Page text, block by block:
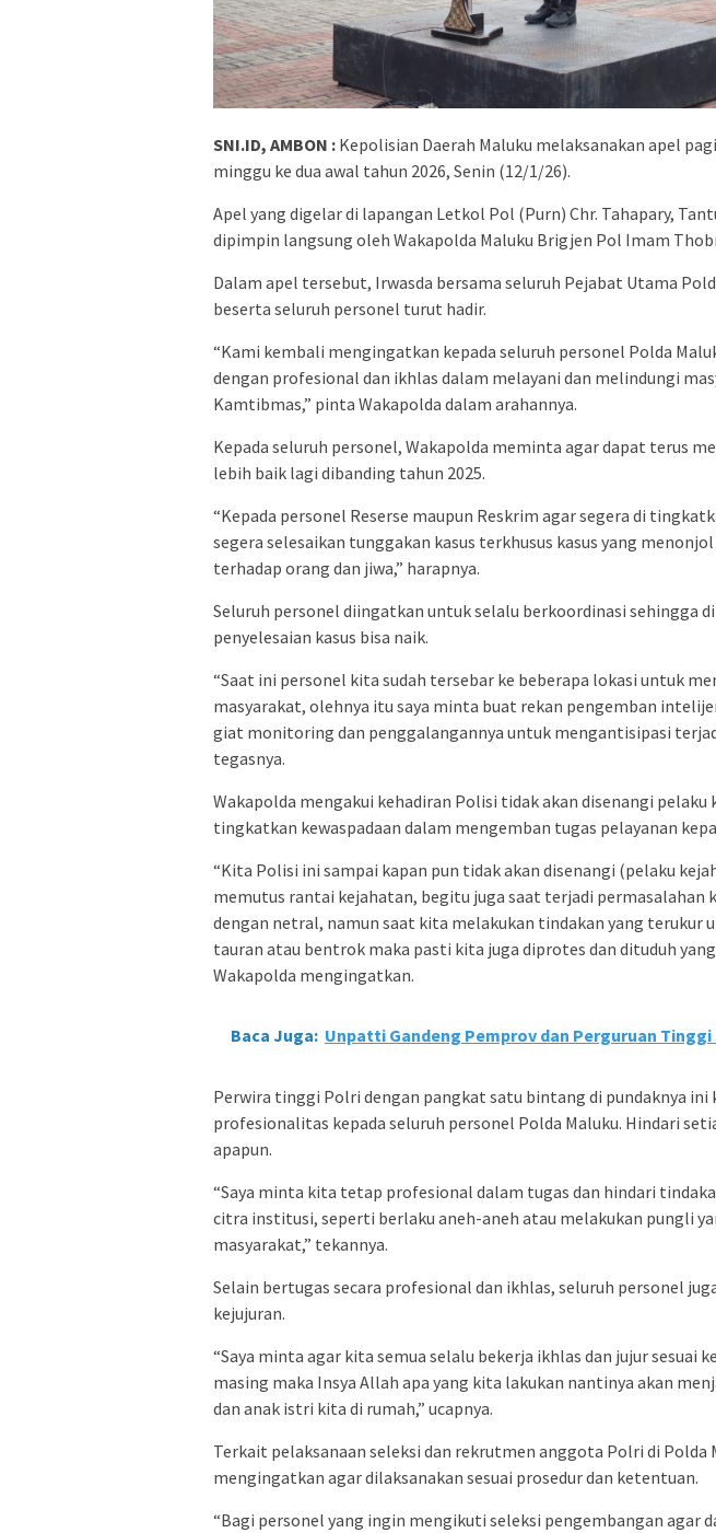
SNI.ID, AMBON : Kepolisian Daerah Maluku melaksanakan apel
minggu ke dua awal tahun 2026, Senin (12/1/26).
Apel yang digelar di lapangan Letkol Pol (Purn) Chr. Tahapary,
dipimpin langsung oleh Wakapolda Maluku Brigjen Pol Imam
Dalam apel tersebut, Irwasda bersama seluruh Pejabat Utama
beserta seluruh personel turut hadir.
“Kami kembali mengingatkan kepada seluruh personel Polda
dengan profesional dan ikhlas dalam melayani dan melindungi
Kamtibmas,” pinta Wakapolda dalam arahannya.
Kepada seluruh personel, Wakapolda meminta agar dapat terus
lebih baik lagi dibanding tahun 2025.
“Kepada personel Reserse maupun Reskrim agar segera di
segera selesaikan tunggakan kasus terkhusus kasus yang
terhadap orang dan jiwa,” harapnya.
Seluruh personel diingatkan untuk selalu berkoordinasi sehingga
penyelesaian kasus bisa naik.
“Saat ini personel kita sudah tersebar ke beberapa lokasi untuk
masyarakat, olehnya itu saya minta buat rekan pengemban
giat monitoring dan penggalangannya untuk mengantisipasi
tegasnya.
Wakapolda mengakui kehadiran Polisi tidak akan disenangi pelaku
tingkatkan kewaspadaan dalam mengemban tugas pelayanan
“Kita Polisi ini sampai kapan pun tidak akan disenangi (pelaku
memutus rantai kejahatan, begitu juga saat terjadi permasalahan
dengan netral, namun saat kita melakukan tindakan yang terukur
tauran atau bentrok maka pasti kita juga diprotes dan dituduh
Wakapolda mengingatkan.
Baca Juga: Unpatti Gandeng Pemprov dan Perguruan Tinggi
Perwira tinggi Polri dengan pangkat satu bintang di pundaknya ini
profesionalitas kepada seluruh personel Polda Maluku. Hindari
apapun.
“Saya minta kita tetap profesional dalam tugas dan hindari
citra institusi, seperti berlaku aneh-aneh atau melakukan pungli
masyarakat,” tekannya.
Selain bertugas secara profesional dan ikhlas, seluruh personel
kejujuran.
“Saya minta agar kita semua selalu bekerja ikhlas dan jujur sesuai
masing maka Insya Allah apa yang kita lakukan nantinya akan
dan anak istri kita di rumah,” ucapnya.
Terkait pelaksanaan seleksi dan rekrutmen anggota Polri di Polda
mengingatkan agar dilaksanakan sesuai prosedur dan ketentuan.
“Bagi personel yang ingin mengikuti seleksi pengembangan agar